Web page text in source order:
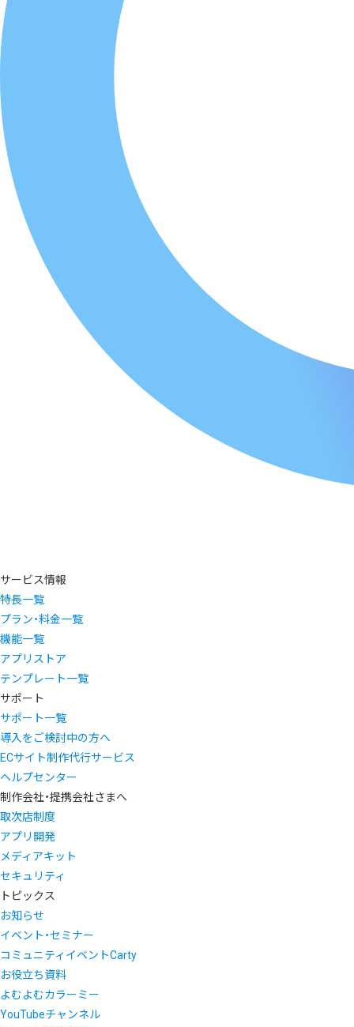
サービス情報
特長一覧
プラン・料金一覧
機能一覧
アプリストア
テンプレート一覧
サポート
サポート一覧
導入をご検討中の方へ
ECサイト制作代行サービス
ヘルプセンター
制作会社・提携会社さまへ
取次店制度
アプリ開発
メディアキット
セキュリティ
トピックス
お知らせ
イベント・セミナー
コミュニティイベントCarty
お役立ち資料
よむよむカラーミー
YouTubeチャンネル